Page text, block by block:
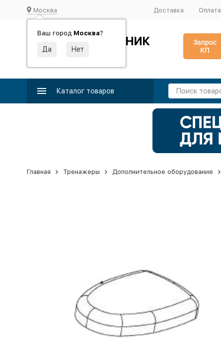
Москва
Ваш город Москва?
Доставка Оплата
ИДЕАЛЬНЫЙ ТУРНИК
Производство и поставка спортивного оборудования
Запрос
КП
Каталог товаров
Главная Тренажеры Дополнительное оборудование